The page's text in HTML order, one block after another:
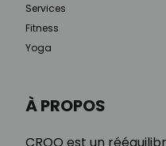
À PROPOS
CROQ est un
Services
Fitness
Yoga